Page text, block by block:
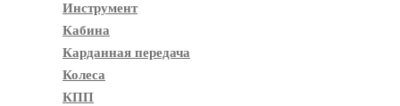
Инструмент
Кабина
Карданная передача
Колеса
КПП